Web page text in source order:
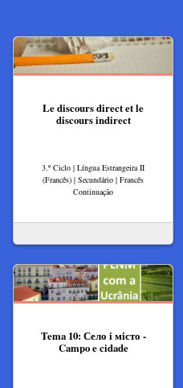
Le discours direct et le
discours indirect
3.º Ciclo | Língua Estrangeira II
(Francês) | Secundário | Francês
Continuação
Tema 10: Село і місто -
Campo e cidade